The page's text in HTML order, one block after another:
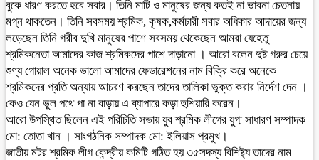
বুকে ধারণ করতে হবে সবার। তিনি মাটি ও মানুষের জন্য কতই না ভাবনা চেতনায়
মগ্ন থাকতেন। তিনি সবসময় শ্রমিক, কৃষক,কর্মচারী সবার অধিকার আদায়ের জন্য
লড়েছেন তিনি গরীব দুখি মানুষের পাশে সবসময় থেকেছেন আমরা যেহেতু
শ্রমিকনেতা আমাদের কাজ শ্রমিকদের পাশে দাড়ানো । আরো বলেন দুষ্ট গরুর চেয়ে
শুণ্য গোয়াল অনেক ভালো আমাদের ফেডারেশনের নাম বিক্রি করে অনেকে
শ্রমিকদের প্রতি অন্যায় আচরণ করছেন তাদের তালিকা ভুক্ত করার নির্দেশ দেন ।
কেও যেন ভুল পথে পা না বাড়ায় এ ব্যাপারে কড়া হুশিয়ারি করেন।
আরো উপস্থিত ছিলেন এই পরিচিতি সভায় যুব শ্রমিক লীগের যুগ্ম সাধারণ সম্পাদক
মো: তোতা খান । সাংগঠনিক সম্পাদক মো: ইলিয়াস প্রমুখ।
জাতীয় মটর শ্রমিক লীগ কেন্দ্রীয় কমিটি গঠিত হয় ৩৫সদস্য বিশিষ্ট্য তাদের নাম